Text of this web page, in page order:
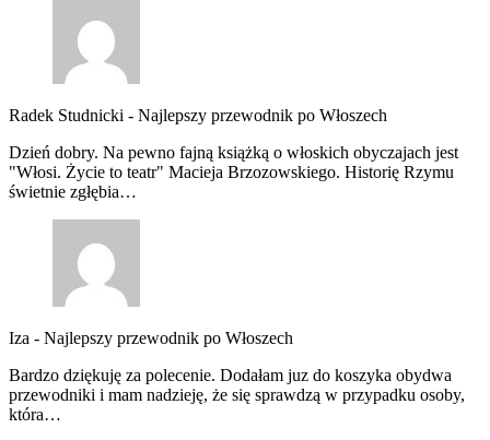
Radek Studnicki - Najlepszy przewodnik po Włoszech
Dzień dobry. Na pewno fajną książką o włoskich obyczajach jest
"Włosi. Życie to teatr" Macieja Brzozowskiego. Historię Rzymu
świetnie zgłębia…
Iza - Najlepszy przewodnik po Włoszech
Bardzo dziękuję za polecenie. Dodałam juz do koszyka obydwa
przewodniki i mam nadzieję, że się sprawdzą w przypadku osoby,
która…